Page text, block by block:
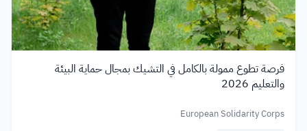
فرصة تطوع ممولة بالكامل في التشيك بمجال حماية البيئة
والتعليم 2026
European Solidarity Corps